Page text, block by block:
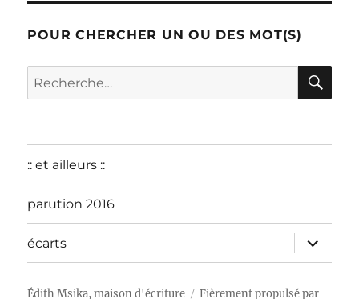
POUR CHERCHER UN OU DES MOT(S)
Recherche
pour :
:: et ailleurs ::
parution 2016
écarts
ouvrir
le
sous-
Édith Msika, maison d'écriture Fièrement propulsé par